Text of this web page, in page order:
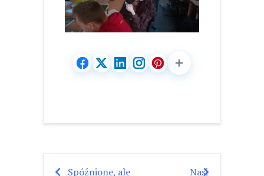
Spóźnione, ale
Nasi